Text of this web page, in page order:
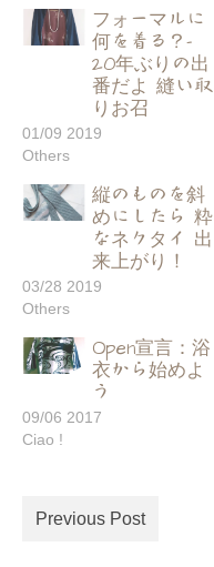
フォーマルに
何を着る？–
20年ぶりの出
番だよ 縫い取
りお召
01/09 2019
Others
縦のものを斜
めにしたら 粋
なネクタイ 出
来上がり！
03/28 2019
Others
Open宣言：浴
衣から始めよ
う
09/06 2017
Ciao !
Previous Post